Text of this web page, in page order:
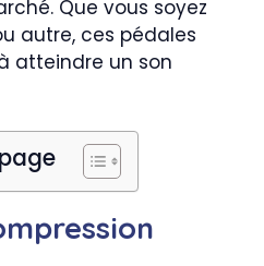
Que vous soyez
autre, ces pédales
atteindre un son